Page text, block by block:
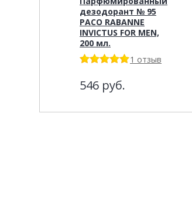
дезодорант № 95
PACO RABANNE
INVICTUS FOR MEN,
200 мл.
1 отзыв
546 руб.